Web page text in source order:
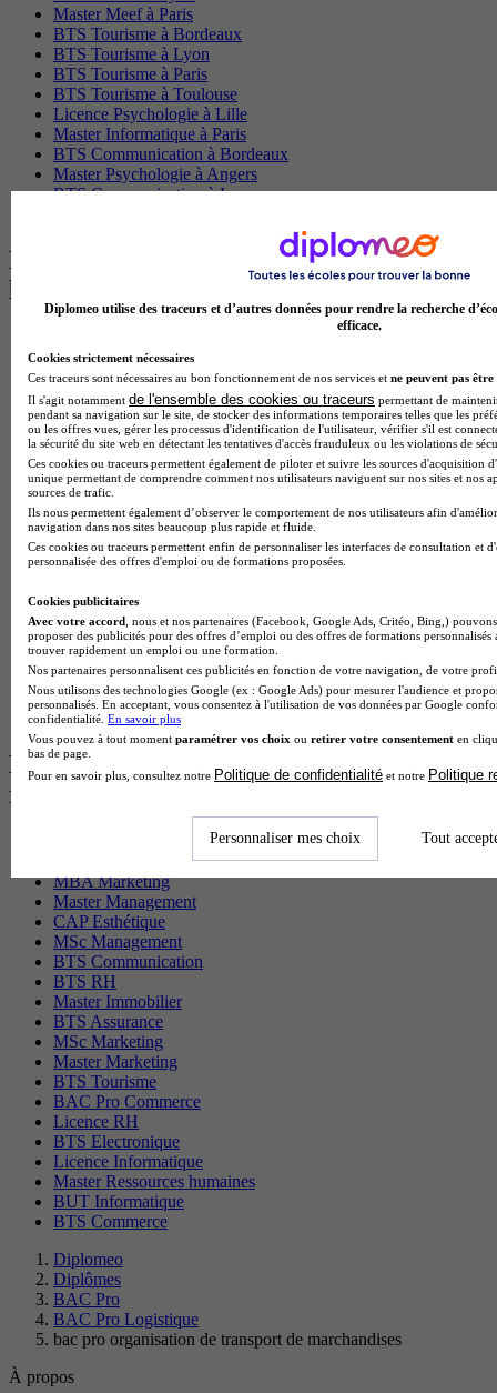
Master Meef à Paris
BTS Tourisme à Bordeaux
BTS Tourisme à Lyon
BTS Tourisme à Paris
BTS Tourisme à Toulouse
Licence Psychologie à Lille
Master Informatique à Paris
BTS Communication à Bordeaux
Master Psychologie à Angers
BTS Communication à Lyon
Les intitulés de diplôme par alternance
les plus recherchés
BTS Dietetique en alternance
BTS Mco en alternance
BTS Pi en alternance
BTS Sp3s en alternance
Master CCA en alternance
BTS Ndrc en alternance
BTS Sam en alternance
Cap Fleuriste en alternance
BTS Sio en alternance
MSc Marketing Digital en alternance
BTS Gpme en alternance
BTS Gpn en alternance
BTS Domotique en alternance
BAC Pro Agora en alternance
BTS Sta en alternance
BTS Iris en alternance
BTS Tpl en alternance
BTS Ati en alternance
Les diplômes par filière les plus
recherchés
MBA Marketing
Master Management
CAP Esthétique
MSc Management
BTS Communication
BTS RH
Master Immobilier
BTS Assurance
MSc Marketing
Master Marketing
BTS Tourisme
BAC Pro Commerce
Licence RH
BTS Electronique
Licence Informatique
Master Ressources humaines
BUT Informatique
BTS Commerce
Diplomeo
Diplômes
BAC Pro
BAC Pro Logistique
bac pro organisation de transport de marchandises
À propos
Diplomeo utilise des traceurs et d’autres données pour rendre la recherche
efficace.
Cookies strictement nécessaires
Ces traceurs sont nécessaires au bon fonctionnement de nos services et ne peuvent pas être
Il s'agit notamment de l'ensemble des cookies ou traceurs permettant de
pendant sa navigation sur le site, de stocker des informations temporaires telles que les
ou les offres vues, gérer les processus d'identification de l'utilisateur, vérifier s'il est
la sécurité du site web en détectant les tentatives d'accès frauduleux ou les violations de
Ces cookies ou traceurs permettent également de piloter et suivre les sources d'acquisition
unique permettant de comprendre comment nos utilisateurs naviguent sur nos sites et nos
sources de trafic.
Ils nous permettent également d’observer le comportement de nos utilisateurs afin
navigation dans nos sites beaucoup plus rapide et fluide.
Ces cookies ou traceurs permettent enfin de personnaliser les interfaces de consultation et
personnalisée des offres d'emploi ou de formations proposées.
Cookies publicitaires
Avec votre accord , nous et nos partenaires (Facebook, Google Ads, Critéo, Bing,)
proposer des publicités pour des offres d’emploi ou des offres de formations
trouver rapidement un emploi ou une formation.
Nos partenaires personnalisent ces publicités en fonction de votre navigation, de votre
Nous utilisons des technologies Google (ex : Google Ads) pour mesurer l'audience et
personnalisés. En acceptant, vous consentez à l'utilisation de vos données par Google
confidentialité. En savoir plus
Vous pouvez à tout moment paramétrer vos choix ou retirer votre consentement en
bas de page.
Pour en savoir plus, consultez notre Politique de confidentialité et notre Politique
Personnaliser mes choix Tout